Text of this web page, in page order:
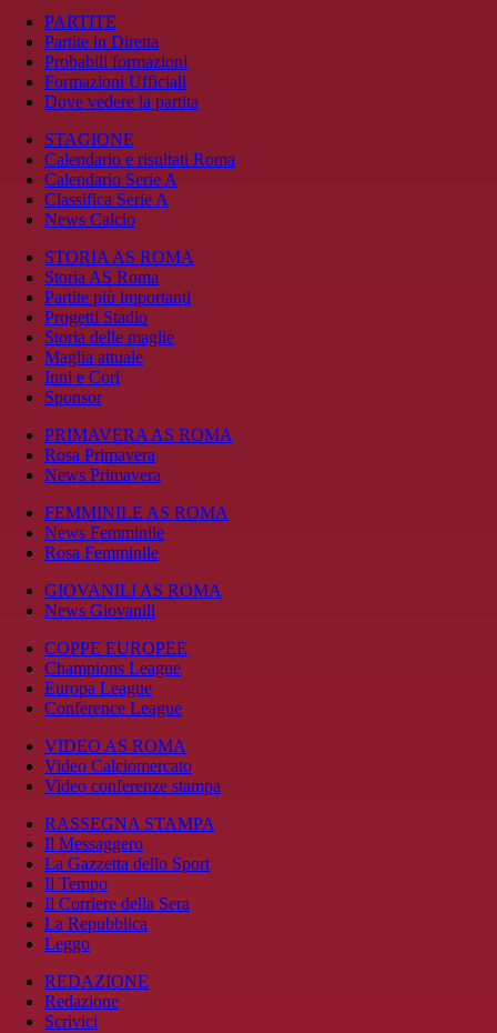
PARTITE
Partite in Diretta
Probabili formazioni
Formazioni Ufficiali
Dove vedere la partita
STAGIONE
Calendario e risultati Roma
Calendario Serie A
Classifica Serie A
News Calcio
STORIA AS ROMA
Storia AS Roma
Partite più importanti
Progetti Stadio
Storia delle maglie
Maglia attuale
Inni e Cori
Sponsor
PRIMAVERA AS ROMA
Rosa Primavera
News Primavera
FEMMINILE AS ROMA
News Femminile
Rosa Femminile
GIOVANILI AS ROMA
News Giovanili
COPPE EUROPEE
Champions League
Europa League
Conference League
VIDEO AS ROMA
Video Calciomercato
Video conferenze stampa
RASSEGNA STAMPA
Il Messaggero
La Gazzetta dello Sport
Il Tempo
Il Corriere della Sera
La Repubblica
Leggo
REDAZIONE
Redazione
Scrivici